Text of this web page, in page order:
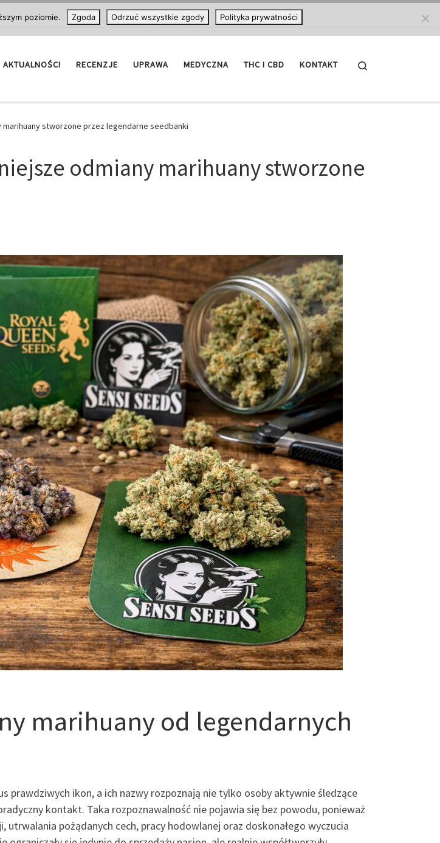
AKTUALNOŚCI RECENZJE UPRAWA MEDYCZNA THC I CBD KONTAKT
marihuany stworzone przez legendarne seedbanki
odmiany marihuany stworzone
marihuany od legendarnych
prawdziwych ikon, a ich nazwy rozpoznają nie tylko osoby aktywnie śledzące
kontakt. Taka rozpoznawalność nie pojawia się bez powodu, ponieważ
pożądanych cech, pracy hodowlanej oraz doskonałego wyczucia
poziomie. Zgoda Odrzuć wszystkie zgody Polityka prywatności